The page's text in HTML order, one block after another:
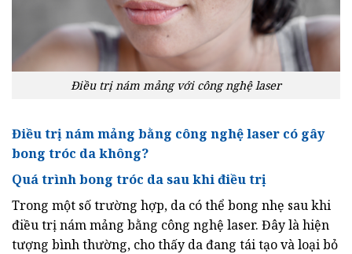
Điều trị nám mảng với công nghệ laser
Điều trị nám mảng bằng công nghệ laser có gây
bong tróc da không?
Quá trình bong tróc da sau khi điều trị
Trong một số trường hợp, da có thể bong nhẹ sau khi
điều trị nám mảng bằng công nghệ laser. Đây là hiện
tượng bình thường, cho thấy da đang tái tạo và loại bỏ